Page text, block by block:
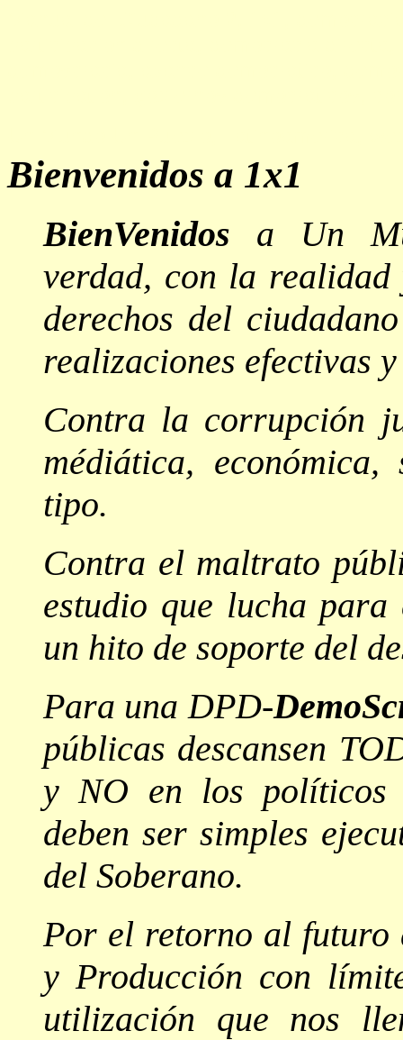
Bienvenidos a 1x1
BienVenidos a Un
verdad, con la
derechos del
realizaciones efectivas
Contra la corrupción
médiática,
tipo.
Contra el maltrato
estudio que lucha
un hito de soporte del
Para una DPD-
públicas descansen
y NO en los políticos
deben ser simples
del Soberano.
Por el retorno al futuro
y Producción con
utilización que nos